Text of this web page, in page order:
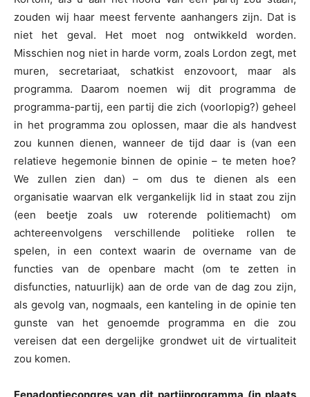
zouden wij haar meest fervente aanhangers zijn. Dat is
niet het geval. Het moet nog ontwikkeld worden.
Misschien nog niet in harde vorm, zoals Lordon zegt, met
muren, secretariaat, schatkist enzovoort, maar als
programma. Daarom noemen wij dit programma de
programma-partij, een partij die zich (voorlopig?) geheel
in het programma zou oplossen, maar die als handvest
zou kunnen dienen, wanneer de tijd daar is (van een
relatieve hegemonie binnen de opinie – te meten hoe?
We zullen zien dan) – om dus te dienen als een
organisatie waarvan elk vergankelijk lid in staat zou zijn
(een beetje zoals uw roterende politiemacht) om
achtereenvolgens verschillende politieke rollen te
spelen, in een context waarin de overname van de
functies van de openbare macht (om te zetten in
disfuncties, natuurlijk) aan de orde van de dag zou zijn,
als gevolg van, nogmaals, een kanteling in de opinie ten
gunste van het genoemde programma en die zou
vereisen dat een dergelijke grondwet uit de virtualiteit
zou komen.